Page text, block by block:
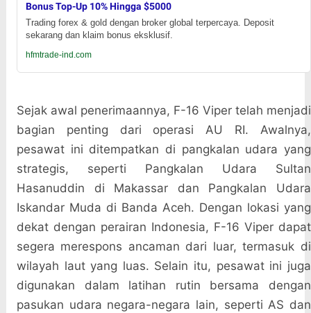
Bonus Top-Up 10% Hingga $5000
Trading forex & gold dengan broker global terpercaya. Deposit
sekarang dan klaim bonus eksklusif.
hfmtrade-ind.com
Sejak awal penerimaannya, F-16 Viper telah menjadi
bagian penting dari operasi AU RI. Awalnya,
pesawat ini ditempatkan di pangkalan udara yang
strategis, seperti Pangkalan Udara Sultan
Hasanuddin di Makassar dan Pangkalan Udara
Iskandar Muda di Banda Aceh. Dengan lokasi yang
dekat dengan perairan Indonesia, F-16 Viper dapat
segera merespons ancaman dari luar, termasuk di
wilayah laut yang luas. Selain itu, pesawat ini juga
digunakan dalam latihan rutin bersama dengan
pasukan udara negara-negara lain, seperti AS dan